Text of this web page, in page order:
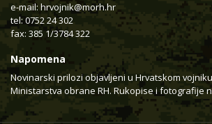
e-mail: hrvojnik@morh.hr
tel: 0752 24 302
fax: 385 1/3784 322
Napomena
Novinarski prilozi objavljeni u Hrvatskom
Ministarstva obrane RH. Rukopise i fotografije